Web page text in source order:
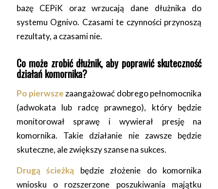
bazę CEPiK oraz wrzucają dane dłużnika do
systemu Ognivo. Czasami te czynności przynoszą
rezultaty, a czasami nie.
Co może zrobić dłużnik, aby poprawić skuteczność
działań komornika?
Po pierwsze zaangażować dobrego pełnomocnika
(adwokata lub radcę prawnego), który będzie
monitorował sprawę i wywierał presję na
komornika. Takie działanie nie zawsze będzie
skuteczne, ale zwiększy szanse na sukces.
Drugą ścieżką będzie złożenie do komornika
wniosku o rozszerzone poszukiwania majątku